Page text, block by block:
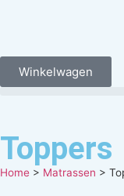
Winkelwagen
Toppers
Home > Matrassen >